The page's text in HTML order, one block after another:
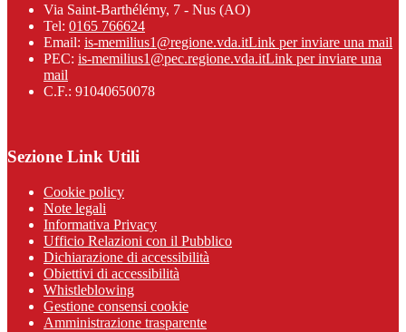
Via Saint-Barthélémy, 7 - Nus (AO)
Tel: 0165 766624
Email: is-memilius1@regione.vda.itLink per inviare una mail
PEC: is-memilius1@pec.regione.vda.itLink per inviare una
mail
C.F.: 91040650078
Sezione Link Utili
Cookie policy
Note legali
Informativa Privacy
Ufficio Relazioni con il Pubblico
Dichiarazione di accessibilità
Obiettivi di accessibilità
Whistleblowing
Gestione consensi cookie
Amministrazione trasparente